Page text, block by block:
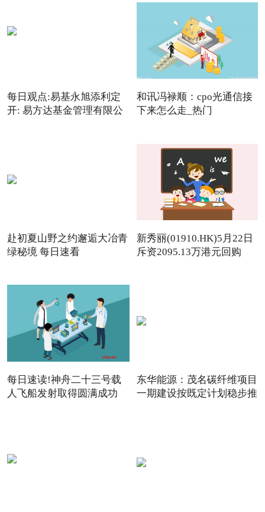
每日观点:易基永旭添利定
开: 易方达基金管理有限公
和讯冯禄顺：cpo光通信接
下来怎么走_热门
赴初夏山野之约邂逅大冶青
绿秘境 每日速看
新秀丽(01910.HK)5月22日
斥资2095.13万港元回购
每日速读!神舟二十三号载
人飞船发射取得圆满成功
东华能源：茂名碳纤维项目
一期建设按既定计划稳步推